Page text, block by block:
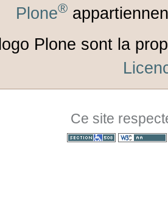
Plone®
Plone sont la
Ce site